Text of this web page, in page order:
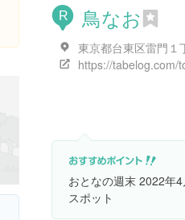
R 鳥なお
おとなの週末 2022年
スポット